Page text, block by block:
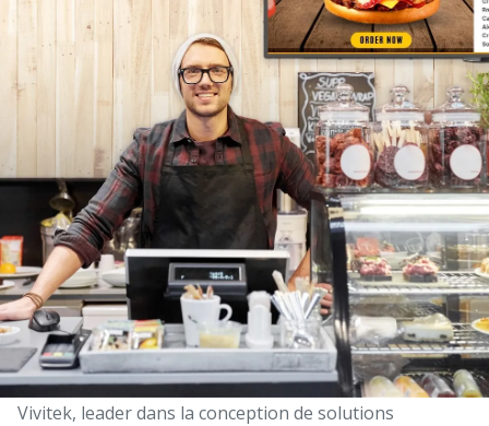
Vivitek, leader dans la conception de solutions